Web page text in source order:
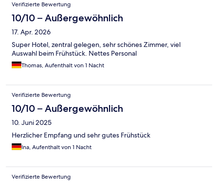
Verifizierte Bewertung
10/10 – Außergewöhnlich
17. Apr. 2026
Super Hotel, zentral gelegen, sehr schönes Zimmer, viel
Auswahl beim Frühstück. Nettes Personal
Thomas, Aufenthalt von 1 Nacht
Verifizierte Bewertung
10/10 – Außergewöhnlich
10. Juni 2025
Herzlicher Empfang und sehr gutes Frühstück
Ina, Aufenthalt von 1 Nacht
Verifizierte Bewertung